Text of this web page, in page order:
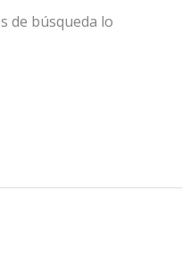
de búsqueda lo